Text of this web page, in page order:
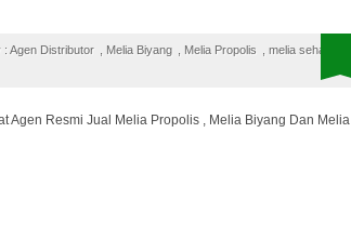
: Agen Distributor Melia Biyang Melia Propolis
melia sehat
Agen Resmi Jual Melia Propolis , Melia Biyang Dan Melia